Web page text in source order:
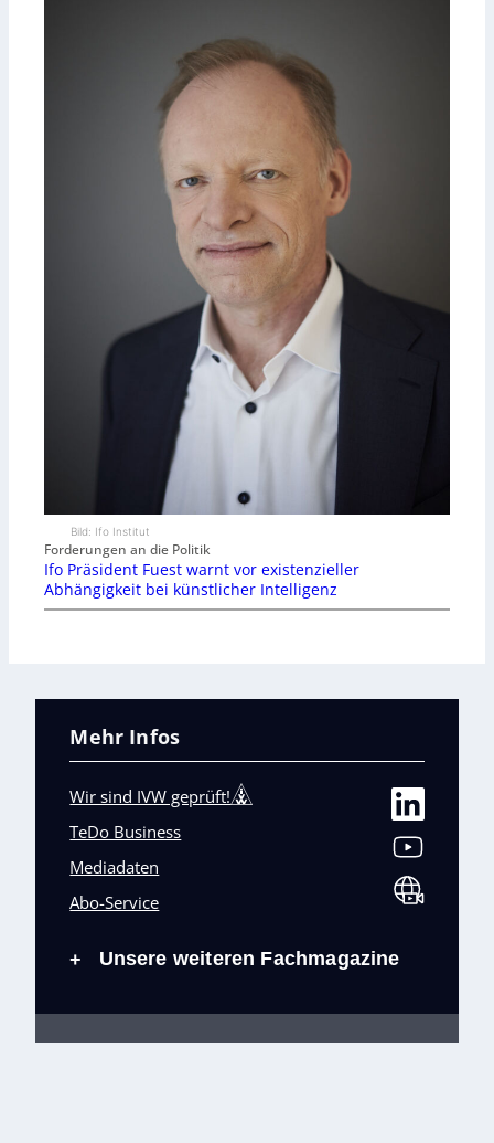
Bild: Ifo Institut
Forderungen an die Politik
Ifo Präsident Fuest warnt vor existenzieller
Abhängigkeit bei künstlicher Intelligenz
Mehr Infos
Wir sind IVW geprüft!
TeDo Business
Mediadaten
Abo-Service
+ Unsere weiteren Fachmagazine
ImpressumDatenschutzAGBBarrierefreiheit